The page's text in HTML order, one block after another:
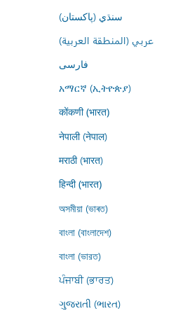
سنڌي (پاکستان)
عربي (المنطقة العربية)
فارسى
አማርኛ (ኢትዮጵያ)
कोंकणी (भारत)
नेपाली (नेपाल)
मराठी (भारत)
हिन्दी (भारत)
অসমীয়া (ভাৰত)
বাংলা (বাংলাদেশ)
বাংলা (ভারত)
ਪੰਜਾਬੀ (ਭਾਰਤ)
ગુજરાતી (ભારત)